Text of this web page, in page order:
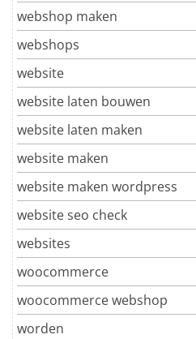
webshop maken
webshops
website
website laten bouwen
website laten maken
website maken
website maken wordpress
website seo check
websites
woocommerce
woocommerce webshop
worden